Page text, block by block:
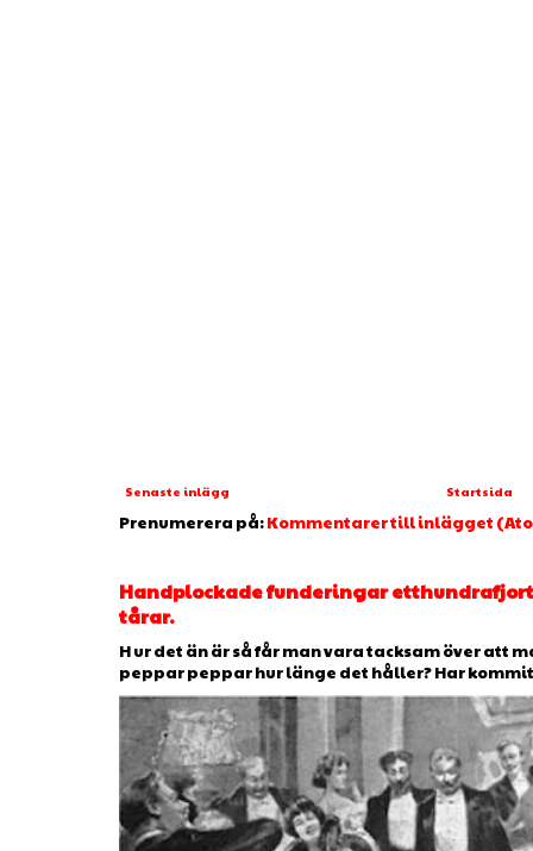
Senaste inlägg Startsida
Prenumerera på:Kommentarer till inlägget
Handplockade funderingar
tårar.
H ur det än är så får man vara tacksam över att
peppar peppar hur länge det håller? Har